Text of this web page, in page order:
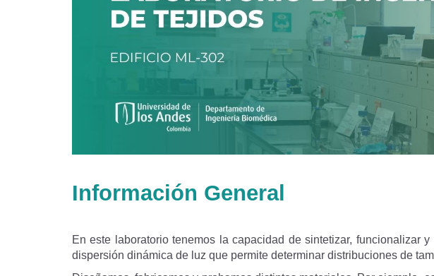
Información General
En este laboratorio tenemos la capacidad de sintetizar, funcionalizar
dispersión dinámica de luz que permite determinar distribuciones de